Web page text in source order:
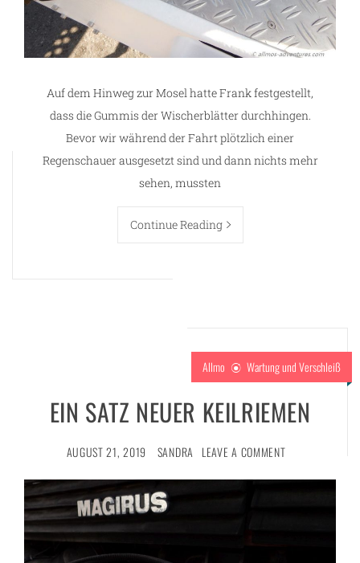
Auf dem Hinweg zur Mosel hatte Frank festgestellt,
dass die Gummis der Wischerblätter durchhingen.
Bevor wir während der Fahrt plötzlich einer
Regenschauer ausgesetzt sind und dann nichts mehr
sehen, mussten
Continue Reading
Allmo Wartung und Verschleiß
EIN SATZ NEUER KEILRIEMEN
AUGUST 21, 2019 SANDRA LEAVE A COMMENT